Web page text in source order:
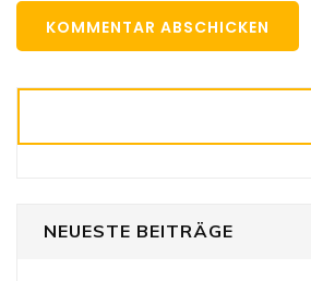
NEUESTE BEITRÄGE